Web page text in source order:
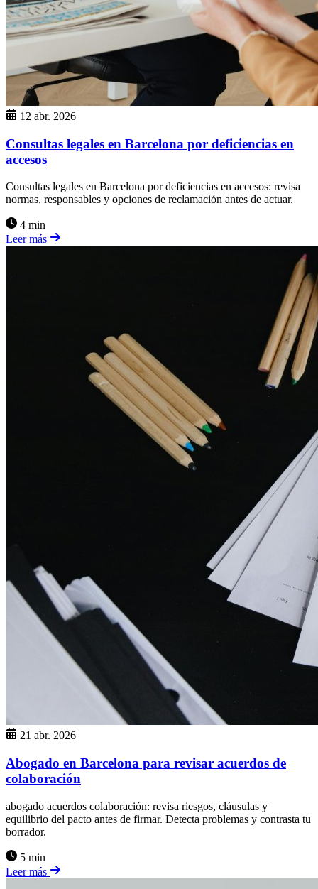
12 abr. 2026
Consultas legales en Barcelona por deficiencias en
accesos
Consultas legales en Barcelona por deficiencias en accesos: revisa
normas, responsables y opciones de reclamación antes de actuar.
4 min
Leer más
21 abr. 2026
Abogado en Barcelona para revisar acuerdos de
colaboración
abogado acuerdos colaboración: revisa riesgos, cláusulas y
equilibrio del pacto antes de firmar. Detecta problemas y contrasta tu
borrador.
5 min
Leer más